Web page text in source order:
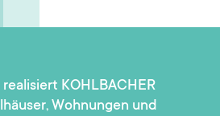
KOHLBACHER
Wohnungen und